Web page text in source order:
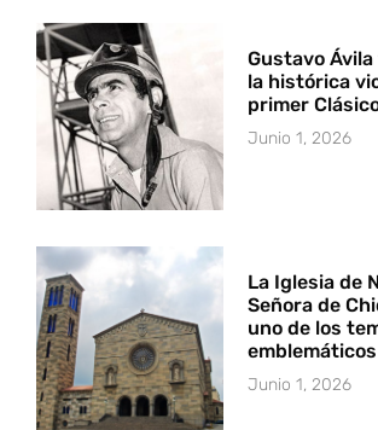
Gustavo
la histórica
primer
Junio 1, 2026
La Iglesia de
Señora de
uno de los
Junio 1, 2026